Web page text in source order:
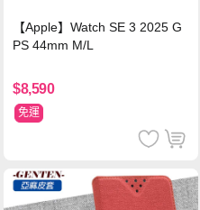
【Apple】Watch SE 3 2025 G
PS 44mm M/L
$8,590
免運